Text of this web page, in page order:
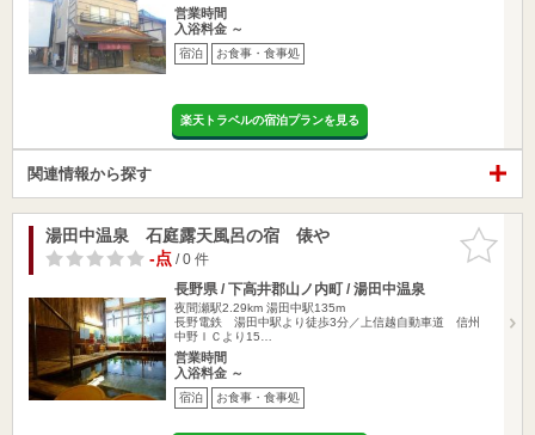
営業時間
入浴料金 ～
宿泊 お食事・食事処
楽天トラベルの宿泊プランを見る
関連情報から探す
お気に入
りに追加
湯田中温泉 石庭露天風呂の宿 俵や
-点/ 0 件
長野県 / 下高井郡山ノ内町 / 湯田中温泉
夜間瀬駅2.29km 湯田中駅135m
長野電鉄 湯田中駅より徒歩3分／上信越自動車道 信州
中野ＩＣより15…
営業時間
入浴料金 ～
宿泊 お食事・食事処